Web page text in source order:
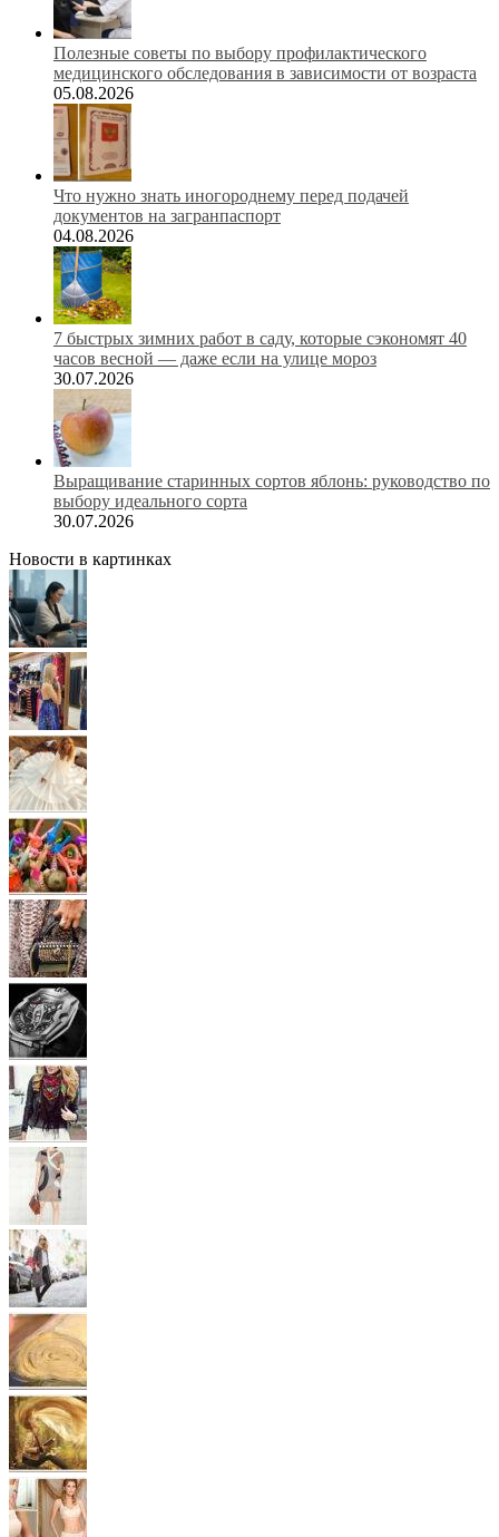
Полезные советы по выбору профилактического
медицинского обследования в зависимости от возраста
05.08.2026
Что нужно знать иногороднему перед подачей
документов на загранпаспорт
04.08.2026
7 быстрых зимних работ в саду, которые сэкономят 40
часов весной — даже если на улице мороз
30.07.2026
Выращивание старинных сортов яблонь: руководство по
выбору идеального сорта
30.07.2026
Новости в картинках